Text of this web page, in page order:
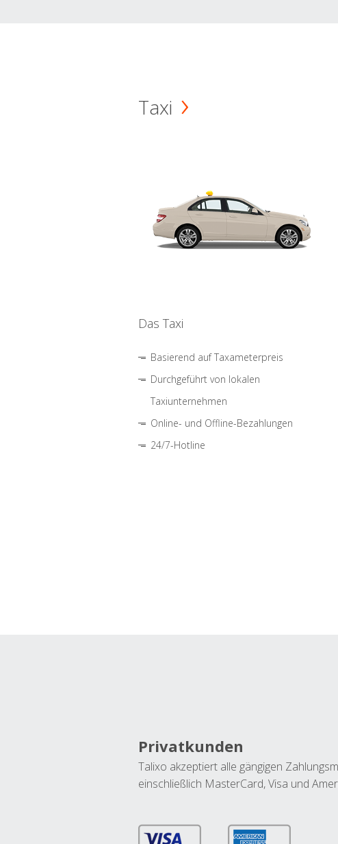
Taxi
Das Taxi
Basierend auf Taxameterpreis
Durchgeführt von lokalen
Taxiunternehmen
Online- und Offline-Bezahlungen
24/7-Hotline
Privatkunden
Talixo akzeptiert alle gängigen
einschließlich MasterCard, Visa und